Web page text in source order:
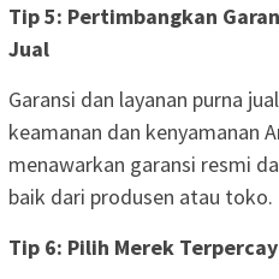
Tip 5: Pertimbangkan
Jual
Garansi dan layanan purna
keamanan dan kenyamanan
menawarkan garansi resmi
baik dari produsen atau toko.
Tip 6: Pilih Merek